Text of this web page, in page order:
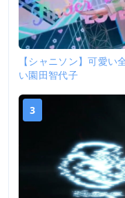
【シャニソン】可愛
い園田智代子
3